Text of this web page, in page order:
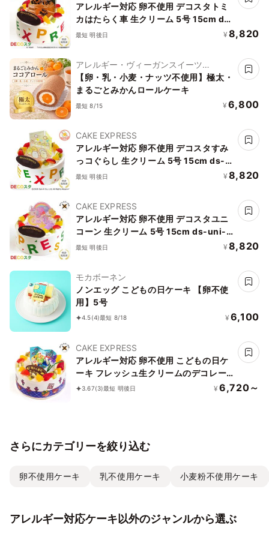
アレルギー対応 卵不使用 デコスタトミ
カはたらく車 生クリーム 5号 15cm ds-
juki-cream-5-noegg
最短 明後日 ¥ 8,820
アレルギー・ヴィーガンスイーツ
L'AURA(ローラ)
【卵・乳・小麦・ナッツ不使用】極太・
まるごとみかんロールケーキ
最短 8/15 ¥ 6,800
CAKE EXPRESS
アレルギー対応 卵不使用 デコスタすみ
っコぐらし 生クリーム 5号 15cm ds-
sumi-cream-5-noegg
最短 明後日 ¥ 8,820
CAKE EXPRESS
アレルギー対応 卵不使用 デコスタユニ
コーン 生クリーム 5号 15cm ds-uni-
cream-5-noegg
最短 明後日 ¥ 8,820
モカボーネン
ノンエッグ こどもの日ケーキ 【卵不使
用】5号
4.5(4)最短 8/18 ¥ 6,100
CAKE EXPRESS
アレルギー対応 卵不使用 こどもの日ケ
ーキ フレッシュ生クリームのデコレー
ションケーキ 5号 15cm cream-5-ko-
3.67(3)最短 明後日 ¥ 6,720～
さらにカテゴリーを絞り込む
卵不使用ケーキ 乳不使用ケーキ 小麦粉不使用ケーキ
アレルギー対応ケーキ以外のジャンルから選ぶ